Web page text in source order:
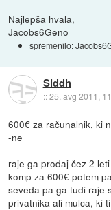
Najlepša hvala,
Jacobs6Geno
spremenilo:
Siddh
::25. avg 2011,
600€ za računalnik, ki
-ne
raje ga prodaj čez 2
komp za 600€ potem
seveda pa ga tudi raje
privatnika ali mulca, ki